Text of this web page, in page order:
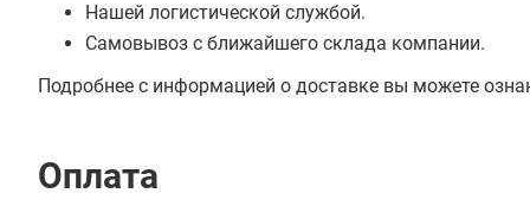
Нашей логистической службой.
Самовывоз с ближайшего склада компании.
Подробнее с информацией о доставке вы можете
Оплата